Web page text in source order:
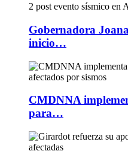
Gobernadora
inicio…
CMDNNA
para…